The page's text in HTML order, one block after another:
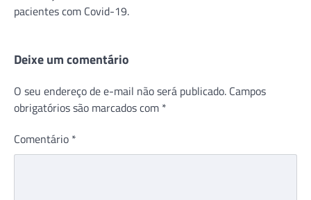
pacientes com Covid-19.
Deixe um comentário
O seu endereço de e-mail não será publicado. Campos
obrigatórios são marcados com *
Comentário *